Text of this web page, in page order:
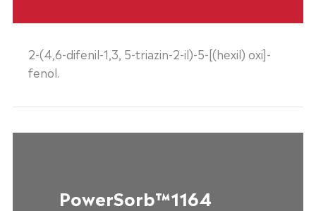
2-(4,6-difenil-1,3, 5-triazin-2-il)-5-[(hexil) oxi]-
fenol.
PowerSorb™1164